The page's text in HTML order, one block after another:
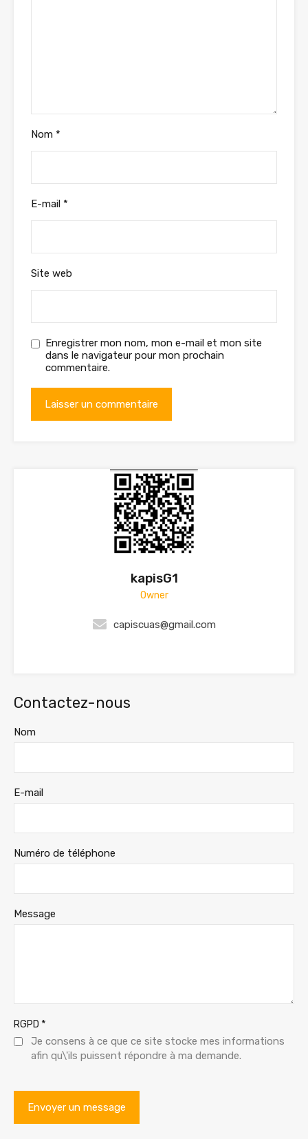
Nom *
E-mail *
Site web
Enregistrer mon nom, mon e-mail et mon site
dans le navigateur pour mon prochain
commentaire.
kapisG1
Owner
capiscuas@gmail.com
Contactez-nous
Nom
E-mail
Numéro de téléphone
Message
RGPD *
Je consens à ce que ce site stocke mes informations
afin qu\'ils puissent répondre à ma demande.